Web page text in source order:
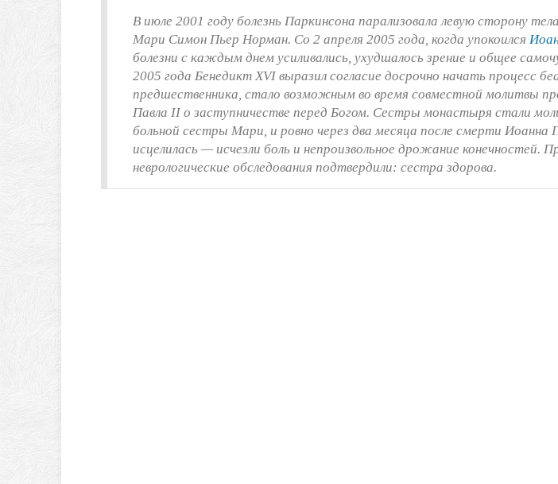
В июле 2001 году болезнь Паркинсона парализовала левую сторону
Мари Симон Пьер Норман. Со 2 апреля 2005 года, когда упокоился
болезни с каждым днем усиливались, ухудшалось зрение и общее
2005 года Бенедикт XVI выразил согласие досрочно начать процесс
предшественника, стало возможным во время совместной молитвы
Павла II о заступничестве перед Богом. Сестры монастыря стали
больной сестры Мари, и ровно через два месяца после смерти
исцелилась — исчезли боль и непроизвольное дрожание конечностей.
неврологические обследования подтвердили: сестра здорова.